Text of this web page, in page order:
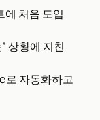
처음 도입
상황에 지친
로 자동화하고